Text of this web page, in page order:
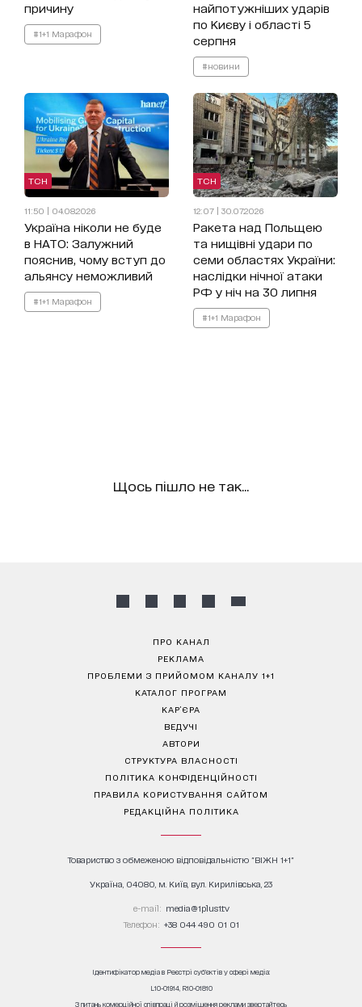
причину
#1+1 Марафон
найпотужніших ударів
по Києву і області 5
серпня
#новини
ТСН
11:50 | 04.08.2026
Україна ніколи не буде
в НАТО: Залужний
пояснив, чому вступ до
альянсу неможливий
#1+1 Марафон
ТСН
12:07 | 30.07.2026
Ракета над Польщею
та нищівні удари по
семи областях України:
наслідки нічної атаки
РФ у ніч на 30 липня
#1+1 Марафон
Щось пішло не так...
ПРО КАНАЛ
РЕКЛАМА
ПРОБЛЕМИ З ПРИЙОМОМ КАНАЛУ 1+1
КАТАЛОГ ПРОГРАМ
КАР’ЄРА
ВЕДУЧІ
АВТОРИ
СТРУКТУРА ВЛАСНОСТІ
ПОЛІТИКА КОНФІДЕНЦІЙНОСТІ
ПРАВИЛА КОРИСТУВАННЯ САЙТОМ
РЕДАКЦІЙНА ПОЛІТИКА
Товариство з обмеженою відповідальністю "ВІЖН 1+1"
Україна, 04080, м. Київ, вул. Кирилівська, 23
е-mail: media@1plus1.tv
Телефон: +38 044 490 01 01
Ідентифікатор медіа в Реєстрі суб’єктів у сфері медіа:
L10-01914, R10-01810
З питань комерційної співпраці й розміщення реклами звертайтесь